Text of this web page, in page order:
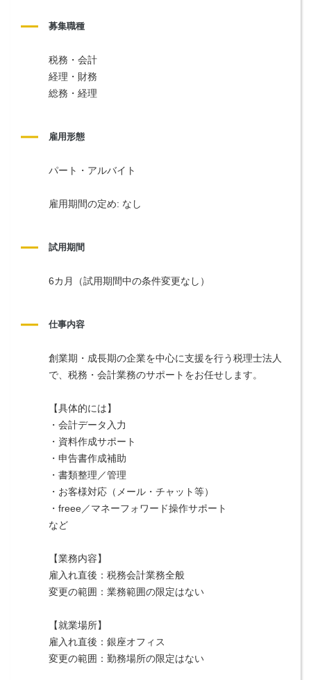
募集職種
税務・会計
経理・財務
総務・経理
雇用形態
パート・アルバイト
雇用期間の定め: なし
試用期間
6カ月（試用期間中の条件変更なし）
仕事内容
創業期・成長期の企業を中心に支援を行う税理士法人
で、税務・会計業務のサポートをお任せします。
【具体的には】
・会計データ入力
・資料作成サポート
・申告書作成補助
・書類整理／管理
・お客様対応（メール・チャット等）
・freee／マネーフォワード操作サポート
など
【業務内容】
雇入れ直後：税務会計業務全般
変更の範囲：業務範囲の限定はない
【就業場所】
雇入れ直後：銀座オフィス
変更の範囲：勤務場所の限定はない